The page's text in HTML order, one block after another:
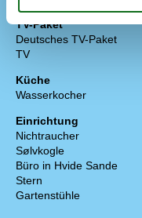
TV-Paket
Deutsches TV-Paket
TV
Küche
Wasserkocher
Einrichtung
Nichtraucher
Sølvkogle
Büro in Hvide Sande
Stern
Gartenstühle